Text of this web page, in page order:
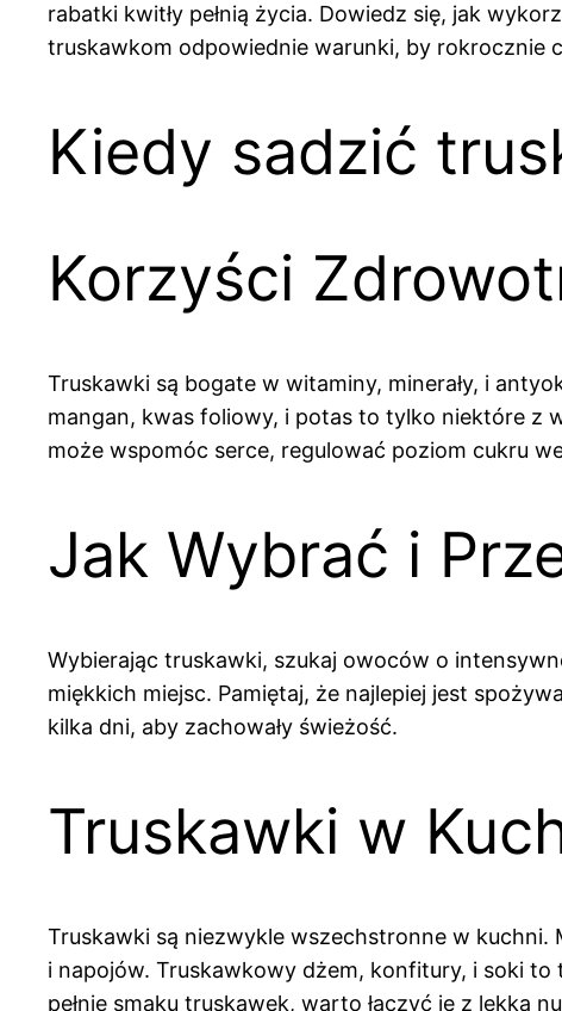
rabatki kwitły pełnią życia. Dowiedz się, jak
truskawkom odpowiednie warunki, by rokrocznie
Kiedy sadzić
Korzyści
Truskawki są bogate w witaminy, minerały, i
mangan, kwas foliowy, i potas to tylko niektóre z
może wspomóc serce, regulować poziom cukru
Jak Wybrać i
Wybierając truskawki, szukaj owoców o
miękkich miejsc. Pamiętaj, że najlepiej jest
kilka dni, aby zachowały świeżość.
Truskawki w
Truskawki są niezwykle wszechstronne w kuchni.
i napojów. Truskawkowy dżem, konfitury, i soki
pełnię smaku truskawek, warto łączyć je z lekką